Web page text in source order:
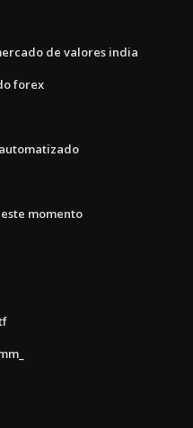
de valores india
forex
momento